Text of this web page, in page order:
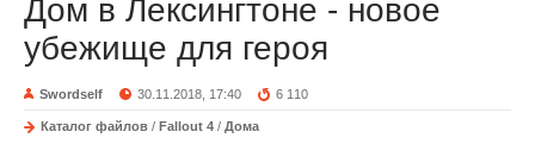
Дом в Лексингтоне - новое
убежище для героя
Swordself 30.11.2018, 17:40 6 110
Каталог файлов / Fallout 4 / Дома